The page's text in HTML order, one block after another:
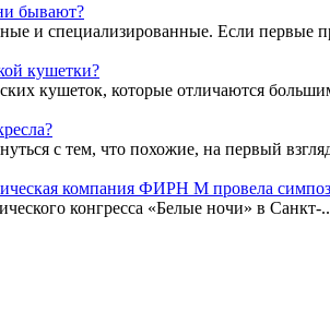
бывают?
и специализированные. Если первые
кушетки?
кушеток, которые отличаются
с тем, что похожие, на первый
компания ФИРН М провела
конгресса «Белые ночи» в Санкт-